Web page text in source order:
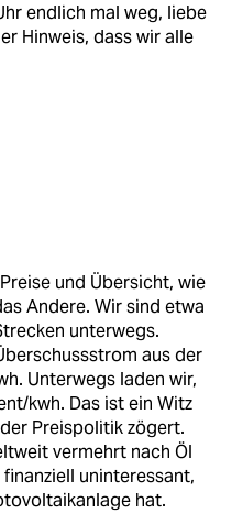
endlich mal weg, liebe
Hinweis, dass wir alle
und Übersicht, wie
Andere. Wir sind etwa
unterwegs.
aus der
Unterwegs laden wir,
kwh. Das ist ein Witz
Preispolitik zögert.
vermehrt nach Öl
uninteressant,
hat.